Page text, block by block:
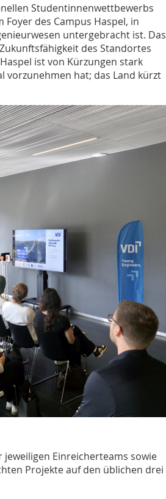
Studentinnenwettbewerbs
Foyer des Campus Haspel, in
untergebracht ist. Das
des Standortes
ist von Kürzungen stark
vorzunehmen hat; das Land kürzt
Einreicherteams sowie
Projekte auf den üblichen drei